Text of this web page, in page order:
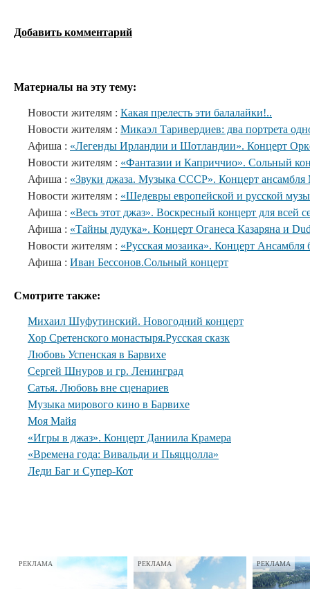
Добавить комментарий
Материалы на эту тему:
Новости жителям : Какая прелесть эти балалайки!..
Новости жителям : Микаэл Таривердиев: два портрета
Афиша : «Легенды Ирландии и Шотландии». Концерт
Новости жителям : «Фантазии и Каприччио». Сольный
Афиша : «Звуки джаза. Музыка СССР». Концерт
Новости жителям : «Шедевры европейской и русской
Афиша : «Весь этот джаз». Воскресный концерт для всей
Афиша : «Тайны дудука». Концерт Оганеса Казаряна и
Новости жителям : «Русская мозаика». Концерт Ансамбля
Афиша : Иван Бессонов.Сольный концерт
Смотрите также:
Михаил Шуфутинский. Новогодний концерт
Хор Сретенского монастыря.Русская сказк
Любовь Успенская в Барвихе
Сергей Шнуров и гр. Ленинград
Сатья. Любовь вне сценариев
Музыка мирового кино в Барвихе
Моя Майя
«Игры в джаз». Концерт Даниила Крамера
«Времена года: Вивальди и Пьяццолла»
Леди Баг и Супер-Кот
РЕКЛАМА РЕКЛАМА РЕКЛАМА